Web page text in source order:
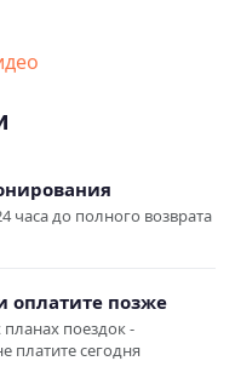
часа до полного возврата
оплатите позже
планах поездок -
платите сегодня